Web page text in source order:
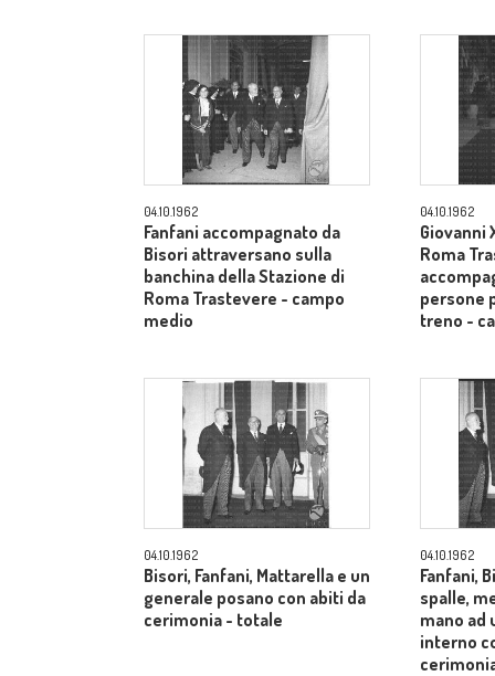
04.10.1962
Fanfani accompagnato da
Bisori attraversano sulla
banchina della Stazione di
Roma Trastevere - campo
medio
04.10.1962
Giovanni
Roma
persone
treno -
04.10.1962
Bisori, Fanfani, Mattarella e un
generale posano con abiti da
cerimonia - totale
04.10.1962
Fanfani,
spalle,
mano ad
interno